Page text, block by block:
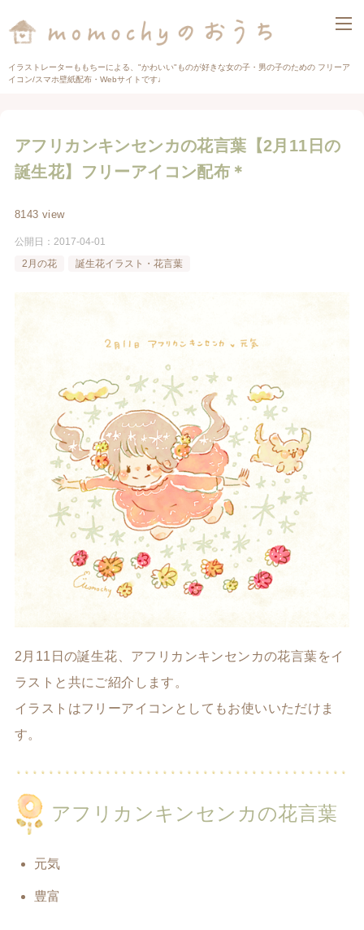
イラストレーターももちーによる、"かわいい"ものが好きな女の子・男の子のための フリーア
イコン/スマホ壁紙配布・Webサイトです♩
アフリカンキンセンカの花言葉【2月11日の
誕生花】フリーアイコン配布＊
8143 view
公開日： 2017-04-01
2月の花
誕生花イラスト・花言葉
2月11日の誕生花、アフリカンキンセンカの花言葉をイ
ラストと共にご紹介します。
イラストはフリーアイコンとしてもお使いいただけま
す。
アフリカンキンセンカの花言葉
元気
豊富